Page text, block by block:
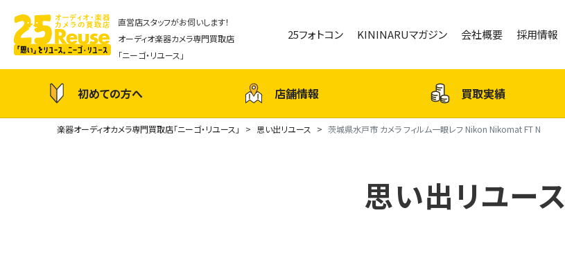
直営店スタッフがお伺いします！
オーディオ楽器カメラ専門買取店
「ニーゴ・リユース」
25フォトコン KININARUマガジン 会社概要 採用情報
初めての方へ 店舗情報 買取実績
楽器オーディオカメラ専門買取店「ニーゴ・リユース」 思い出リユース 茨城県水戸市 カメラ フィルム一眼レフ Nikon Nikomat FT N
思い出リユース